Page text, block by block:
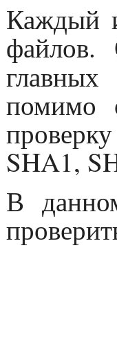
Каждый
файлов.
помимо
SHA1,
В